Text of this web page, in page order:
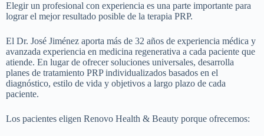
Elegir un profesional con experiencia es una parte importante para
lograr el mejor resultado posible de la terapia PRP.
El Dr. José Jiménez aporta más de 32 años de experiencia médica y
avanzada experiencia en medicina regenerativa a cada paciente que
atiende. En lugar de ofrecer soluciones universales, desarrolla
planes de tratamiento PRP individualizados basados en el
diagnóstico, estilo de vida y objetivos a largo plazo de cada
paciente.
Los pacientes eligen Renovo Health & Beauty porque ofrecemos: